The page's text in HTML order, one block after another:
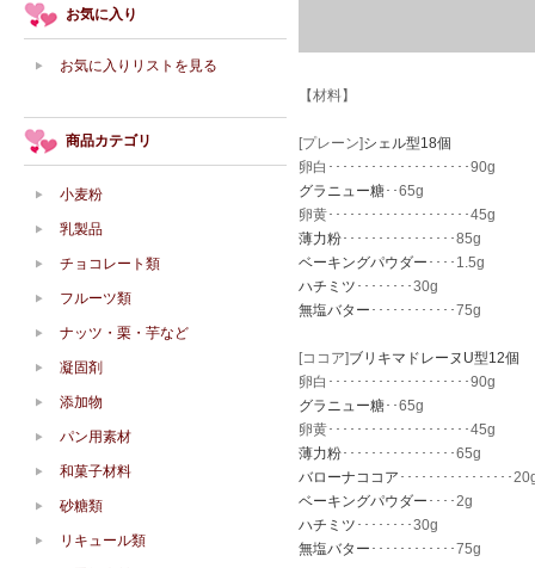
【材料】
[プレーン]シェル型18個
卵白････････････････････90g
グラニュー糖･･65g
卵黄････････････････････45g
薄力粉････････････････85g
ベーキングパウダー ････1.5g
ハチミツ ････････30g
無塩バター ････････････75g
[ココア]ブリキマドレーヌU型12個
卵白････････････････････90g
グラニュー糖･･65g
卵黄････････････････････45g
薄力粉････････････････65g
バローナココア ････････････････
ベーキングパウダー ････2g
ハチミツ ････････30g
無塩バター ････････････75g
お気に入り
お気に入りリストを見る
商品カテゴリ
小麦粉
乳製品
チョコレート類
フルーツ類
ナッツ・栗・芋など
凝固剤
添加物
パン用素材
和菓子材料
砂糖類
リキュール類